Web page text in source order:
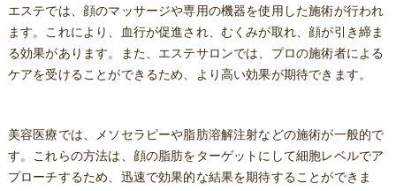
エステでは、顔のマッサージや専用の機器を使用した施術が行われ
ます。これにより、血行が促進され、むくみが取れ、顔が引き締ま
る効果があります。また、エステサロンでは、プロの施術者による
ケアを受けることができるため、より高い効果が期待できます。
美容医療では、メソセラピーや脂肪溶解注射などの施術が一般的で
す。これらの方法は、顔の脂肪をターゲットにして細胞レベルでア
プローチするため、迅速で効果的な結果を期待することができま